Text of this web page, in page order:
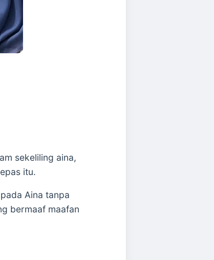
sekeliling aina,
itu.
Aina tanpa
bermaaf maafan